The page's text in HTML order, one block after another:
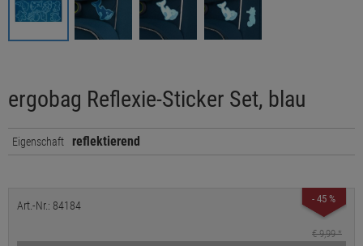
ergobag Reflexie-Sticker Set, blau
Eigenschaft reflektierend
- 45 %
Art.-Nr.: 84184
€ 9,99*